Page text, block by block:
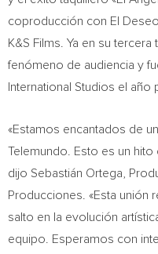
coproducción con El
K&S Films. Ya en su
fenómeno de audiencia y
International Studios el año
«Estamos encantados de
Telemundo.
Esto es un hito
dijo Sebastián Ortega,
Producciones. «Esta unión
salto en la evolución
equipo. Esperamos con